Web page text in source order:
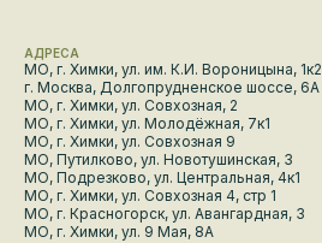
АДРЕСА
МО, г. Химки, ул. им. К.И. Вороницына, 1к2
г. Москва, Долгопрудненское шоссе, 6А
МО, г. Химки, ул. Совхозная, 2
МО, г. Химки, ул. Молодёжная, 7к1
МО, г. Химки, ул. Совхозная 9
МО, Путилково, ул. Новотушинская, 3
МО, Подрезково, ул. Центральная, 4к1
МО, г. Химки, ул. Совхозная 4, стр 1
МО, г. Красногорск, ул. Авангардная, 3
МО, г. Химки, ул. 9 Мая, 8А